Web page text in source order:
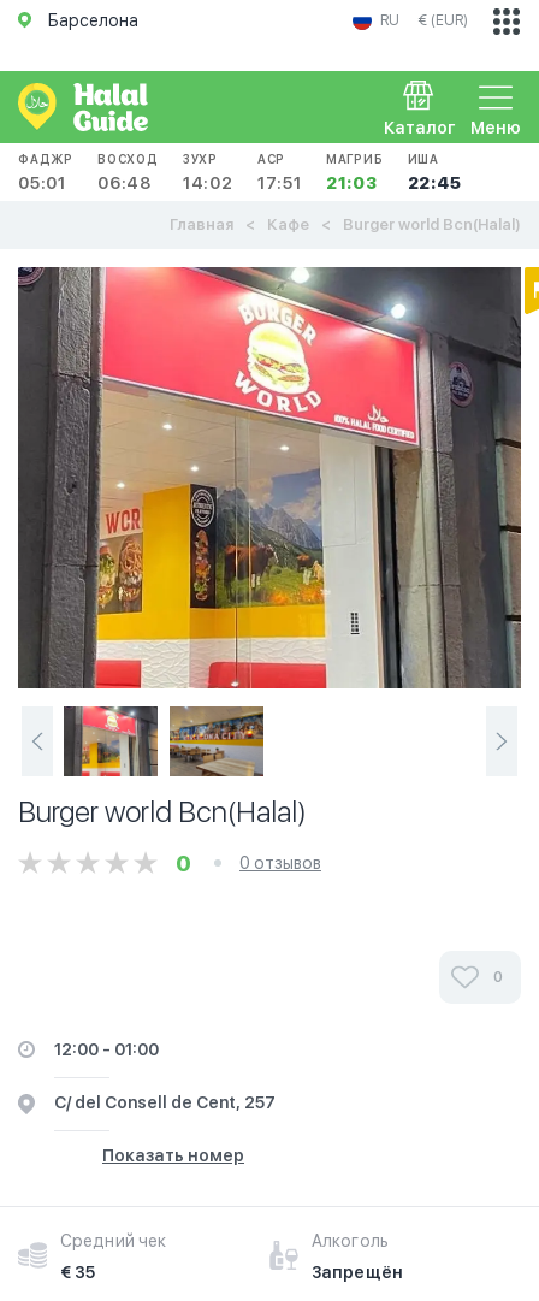
Барселона RU € (EUR)
Меню
Каталог
ФАДЖР
05:01
ВОСХОД
06:48
ЗУХР
14:02
АСР
17:51
МАГРИБ
21:03
ИША
22:45
Главная Кафе Burger world Bcn(Halal)
Burger world Bcn(Halal)
0 0 отзывов
0
12:00 - 01:00
C/ del Consell de Cent, 257
Показать номер
Средний чек
€ 35
Алкоголь
Запрещён